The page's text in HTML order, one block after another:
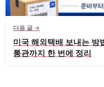
다음 글 →
미국 해외택배 보내는 방
통관까지 한 번에 정리